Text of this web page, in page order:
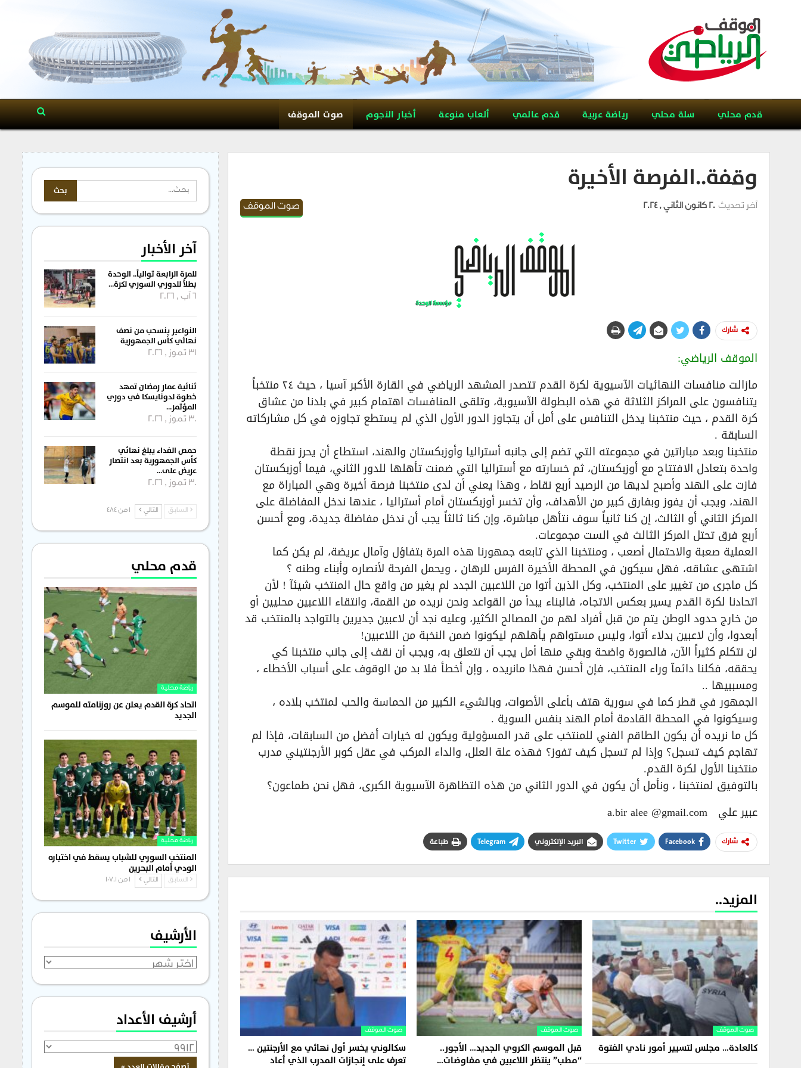
قدم محلي سلة محلي رياضة عربية قدم عالمي ألعاب منوعة أخبار النجوم صوت الموقف
وقفة..الفرصة الأخيرة
صوت الموقف آخر تحديث 20 كانون الثاني , 2024
شارك
الموقف الرياضي:
مازالت منافسات النهائيات الآسيوية لكرة القدم تتصدر المشهد الرياضي في القارة الأكبر آسيا ، حيث ٢٤ منتخباً
يتنافسون على المراكز الثلاثة في هذه البطولة الآسيوية، وتلقى المنافسات اهتمام كبير في بلدنا من عشاق
كرة القدم ، حيث منتخبنا يدخل التنافس على أمل أن يتجاوز الدور الأول الذي لم يستطع تجاوزه في كل مشاركاته
السابقة .
منتخبنا وبعد مباراتين في مجموعته التي تضم إلى جانبه أستراليا وأوزبكستان والهند، استطاع أن يحرز نقطة
واحدة بتعادل الافتتاح مع أوزبكستان، ثم خسارته مع أستراليا التي ضمنت تأهلها للدور الثاني، فيما أوزبكستان
فازت على الهند وأصبح لديها من الرصيد أربع نقاط ، وهذا يعني أن لدى منتخبنا فرصة أخيرة وهي المباراة مع
الهند، ويجب أن يفوز وبفارق كبير من الأهداف، وأن تخسر أوزبكستان أمام أستراليا ، عندها ندخل المفاضلة على
المركز الثاني أو الثالث، إن كنا ثانياً سوف نتأهل مباشرة، وإن كنا ثالثاً يجب أن ندخل مفاضلة جديدة، ومع أحسن
أربع فرق تحتل المركز الثالث في الست مجموعات.
العملية صعبة والاحتمال أصعب ، ومنتخبنا الذي تابعه جمهورنا هذه المرة بتفاؤل وآمال عريضة، لم يكن كما
اشتهى عشاقه، فهل سيكون في المحطة الأخيرة الفرس للرهان ، ويحمل الفرحة لأنصاره وأبناء وطنه ؟
كل ماجرى من تغيير على المنتخب، وكل الذين أتوا من اللاعبين الجدد لم يغير من واقع حال المنتخب شيئآ ! لأن
اتحادنا لكرة القدم يسير بعكس الاتجاه، فالبناء يبدأ من القواعد ونحن نريده من القمة، وانتقاء اللاعبين محليين أو
من خارج حدود الوطن يتم من قبل أفراد لهم من المصالح الكثير، وعليه نجد أن لاعبين جديرين بالتواجد بالمنتخب قد
أبعدوا، وأن لاعبين بدلاء أتوا، وليس مستواهم يأهلهم ليكونوا ضمن النخبة من اللاعبين!
لن نتكلم كثيراً الآن، فالصورة واضحة وبقي منها أمل يجب أن نتعلق به، ويجب أن نقف إلى جانب منتخبنا كي
يحققه، فكلنا دائمآ وراء المنتخب، فإن أحسن فهذا مانريده ، وإن أخطأ فلا بد من الوقوف على أسباب الأخطاء ،
ومسببيها ..
الجمهور في قطر كما في سورية هتف بأعلى الأصوات، وبالشيء الكبير من الحماسة والحب لمنتخب بلاده ،
وسيكونوا في المحطة القادمة أمام الهند بنفس السوية .
كل ما نريده أن يكون الطاقم الفني للمنتخب على قدر المسؤولية ويكون له خيارات أفضل من السابقات، فإذا لم
تهاجم كيف تسجل؟ وإذا لم تسجل كيف تفوز؟ فهذه علة العلل، والداء المركب في عقل كوبر الأرجنتيني مدرب
منتخبنا الأول لكرة القدم.
بالتوفيق لمنتخبنا ، ونأمل أن يكون في الدور الثاني من هذه التظاهرة الآسيوية الكبرى، فهل نحن طماعون؟
عبير علي a.bir alee @gmail.com
شارك Facebook
Twitter البريد الإلكتروني Telegram طباعة
المزيد..
صوت الموقف
كالعادة… مجلس لتسيير أمور نادي الفتوة
صوت الموقف
قبل الموسم الكروي الجديد… الأجور..
“مطب” ينتظر اللاعبين في مفاوضات…
صوت الموقف
سكالوني يخسر أول نهائي مع الأرجنتين …
تعرف على إنجازات المدرب الذي أعاد
آخر الأخبار
للمرة الرابعة توالياً.. الوحدة
بطلاً للدوري السوري لكرة…
6 آب , 2026
النواعير ينسحب من نصف
نهائي كأس الجمهورية
31 تموز , 2026
ثنائية عمار رمضان تمهد
خطوة لدونايسكا في دوري
المؤتمر…
30 تموز , 2026
حمص الفداء يبلغ نهائي
كأس الجمهورية بعد انتصار
عريض على…
30 تموز , 2026
السابق التالي 1 من 484
قدم محلي
رياضة محلية
اتحاد كرة القدم يعلن عن روزنامته للموسم
الجديد
رياضة محلية
المنتخب السوري للشباب يسقط في اختباره
الودي أمام البحرين
السابق التالي 1 من 1٬701
الأرشيف
الأرشيف
أرشيف الأعداد